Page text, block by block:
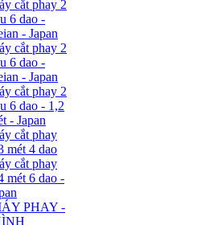
cắt phay 2
6 dao -
- Japan
cắt phay 2
6 dao -
- Japan
cắt phay 2
6 dao - 1,2
- Japan
cắt phay
mét 4 dao
cắt phay
mét 6 dao -
PHAY -